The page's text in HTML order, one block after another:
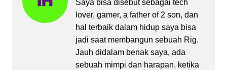
Saya bisa disebut sebagai tech
lover, gamer, a father of 2 son, dan
hal terbaik dalam hidup saya bisa
jadi saat membangun sebuah Rig.
Jauh didalam benak saya, ada
sebuah mimpi dan harapan, ketika